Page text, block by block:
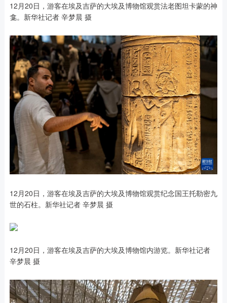
12月20日，游客在埃及吉萨的大埃及博物馆观赏法老图坦卡蒙的神
龛。新华社记者 辛梦晨 摄
12月20日，游客在埃及吉萨的大埃及博物馆观赏纪念国王托勒密九
世的石柱。新华社记者 辛梦晨 摄
12月20日，游客在埃及吉萨的大埃及博物馆内游览。新华社记者
辛梦晨 摄